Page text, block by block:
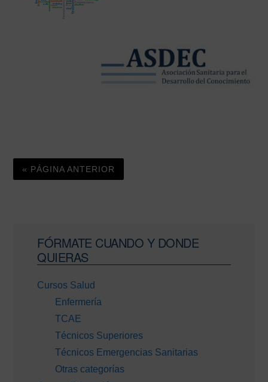
« PÁGINA ANTERIOR
Barra
lateral
principal
FÓRMATE CUANDO Y DONDE
QUIERAS
Cursos Salud
Enfermería
TCAE
Técnicos Superiores
Técnicos Emergencias Sanitarias
Otras categorías